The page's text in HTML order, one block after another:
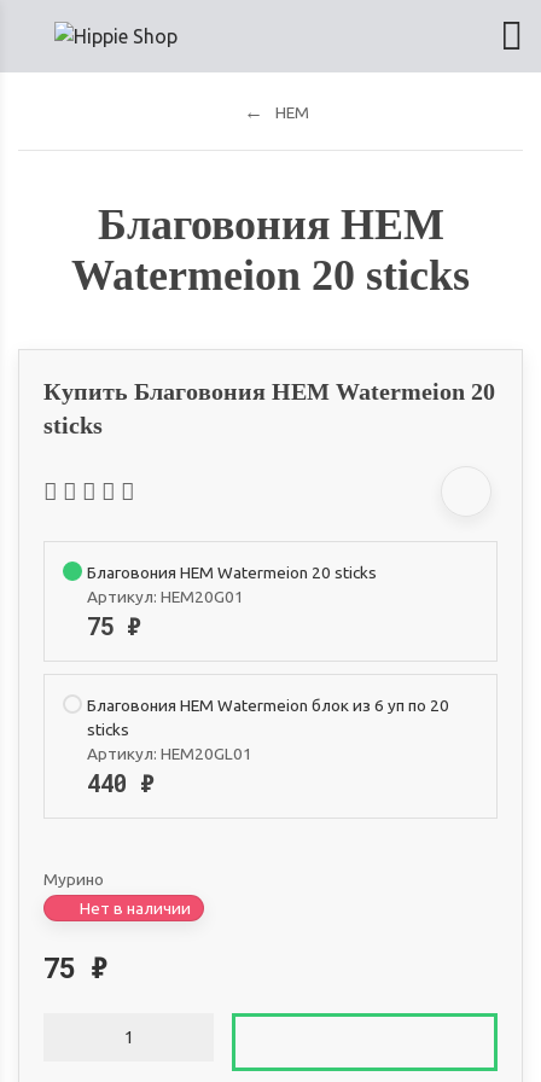
HEM
Благовония HEM
Watermeion 20 sticks
Купить Благовония HEM Watermeion 20
sticks
Благовония HEM Watermeion 20 sticks
Артикул: HEM20G01
75 ₽
Благовония HEM Watermeion блок из 6 уп по 20
sticks
Артикул: HEM20GL01
440 ₽
Мурино
Нет в наличии
75 ₽